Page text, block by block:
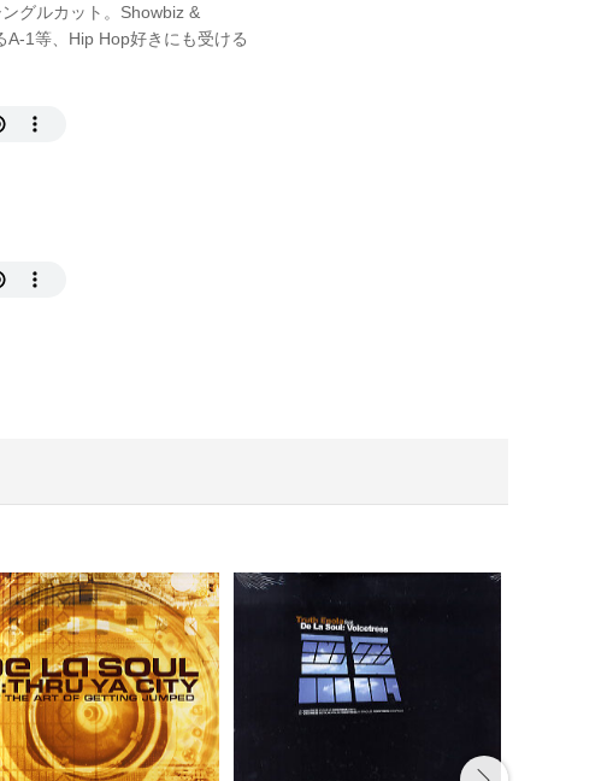
グルカット。Showbiz &
A-1等、Hip Hop好きにも受ける